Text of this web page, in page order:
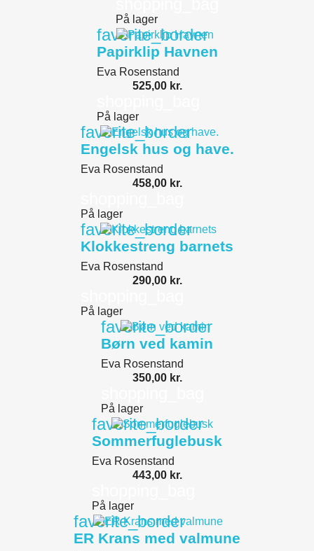
På lager
favorite_border
Papirklip Havnen
Eva Rosenstand
525,00 kr.
På lager
favorite_border
Engelsk hus og have.
Eva Rosenstand
458,00 kr.
På lager
favorite_border
Klokkestreng barnets
Eva Rosenstand
290,00 kr.
På lager
favorite_border
Børn ved kamin
Eva Rosenstand
350,00 kr.
På lager
favorite_border
Sommerfuglebusk
Eva Rosenstand
443,00 kr.
På lager
favorite_border
ER Krans med valmune